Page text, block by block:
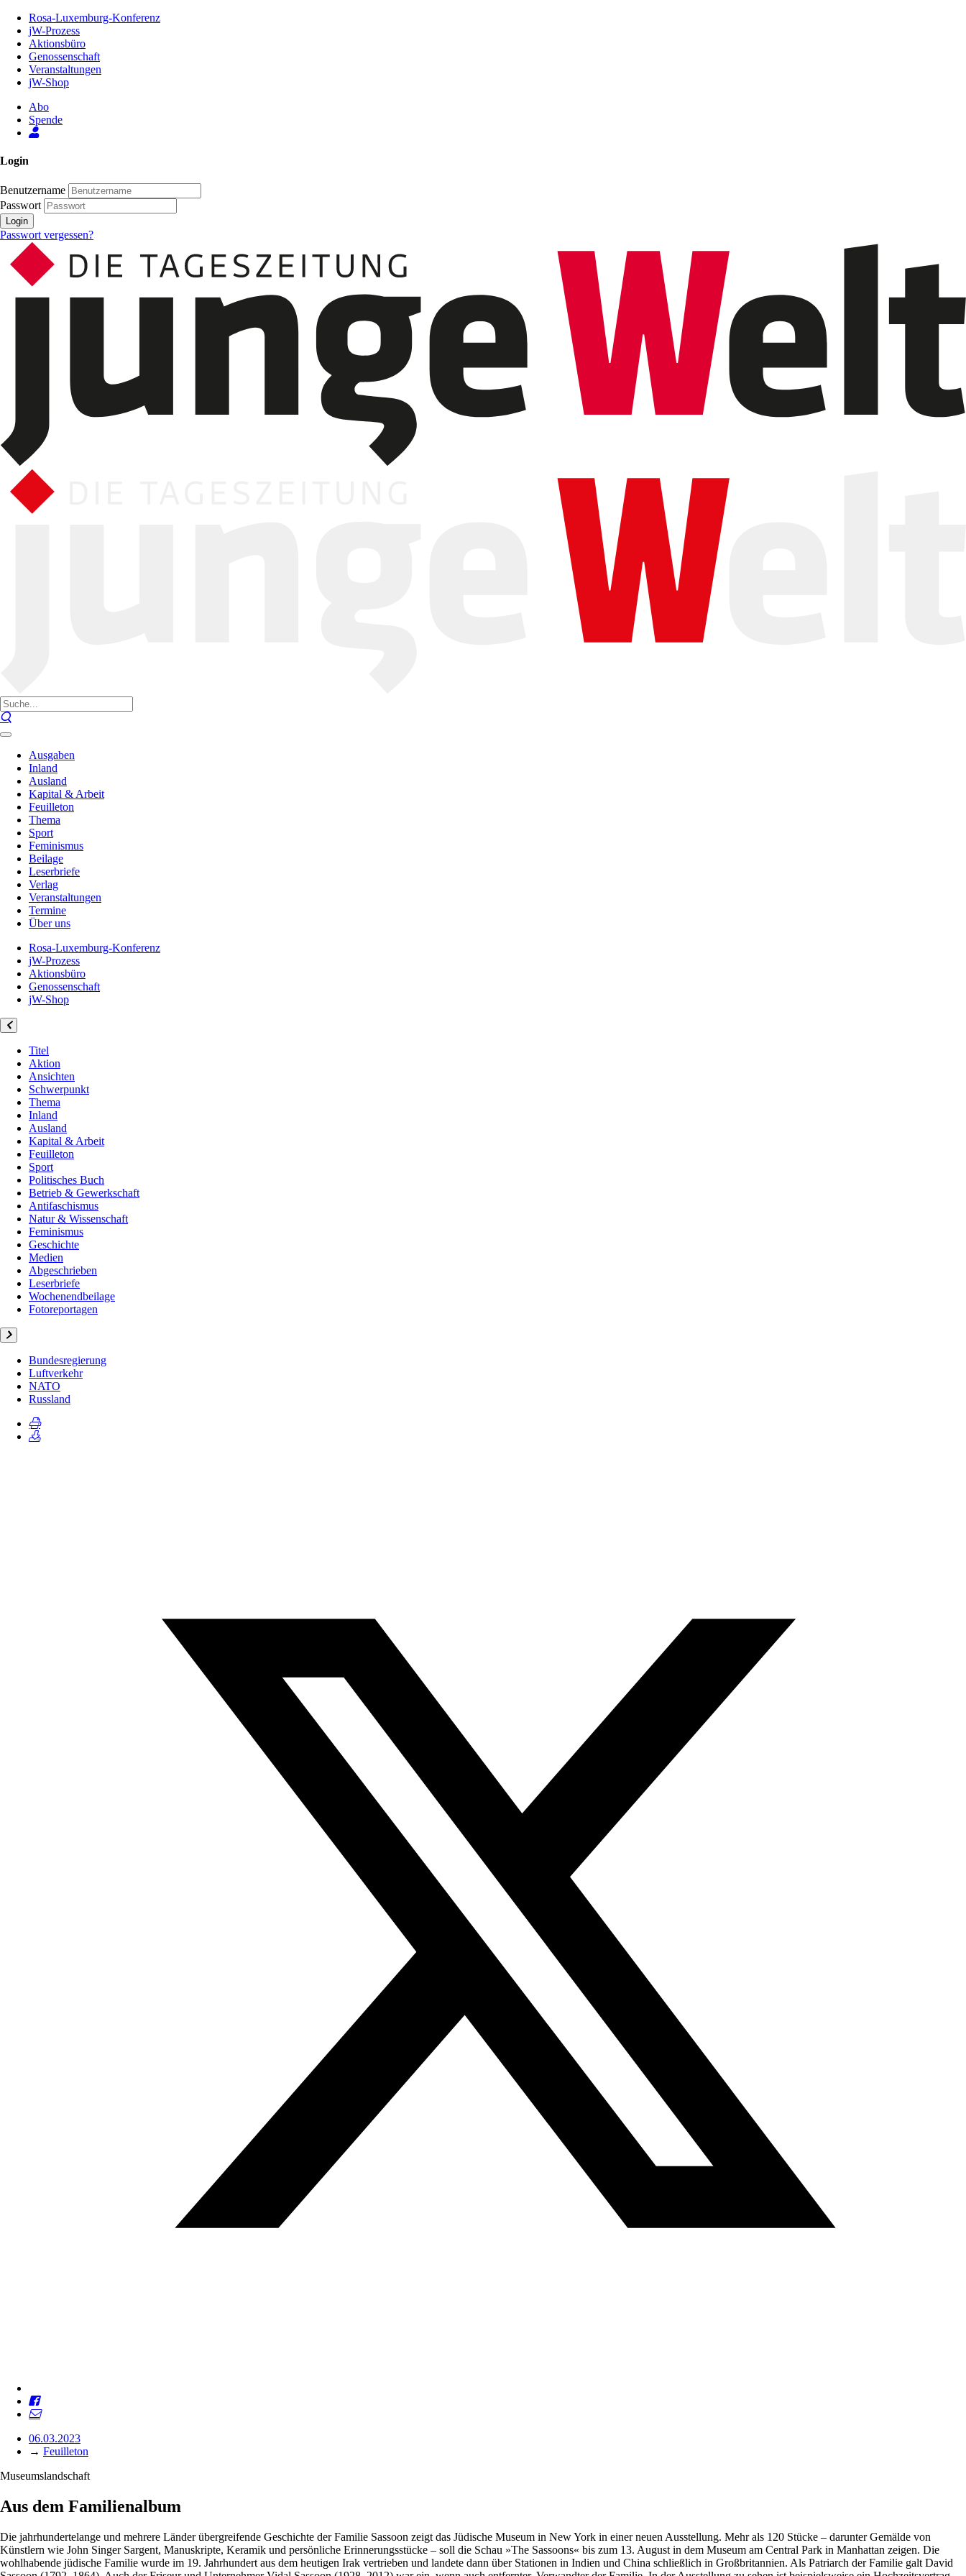
Inhalt
Seite
Rosa-Luxemburg-Konferenz
jW-Prozess
Aktionsbüro
Genossenschaft
Veranstaltungen
jW-Shop
Abo
Spende
Login
Benutzername
Passwort
Login
Passwort vergessen?
Ausgaben
Inland
Ausland
Kapital & Arbeit
Feuilleton
Thema
Sport
Feminismus
Beilage
Leserbriefe
Verlag
Veranstaltungen
Termine
Über uns
Rosa-Luxemburg-Konferenz
jW-Prozess
Aktionsbüro
Genossenschaft
jW-Shop
Titel
Aktion
Ansichten
Schwerpunkt
Thema
Inland
Ausland
Kapital & Arbeit
Feuilleton
Sport
Politisches Buch
Betrieb & Gewerkschaft
Antifaschismus
Natur & Wissenschaft
Feminismus
Geschichte
Medien
Abgeschrieben
Leserbriefe
Wochenendbeilage
Fotoreportagen
Bundesregierung
Luftverkehr
NATO
Russland
06.03.2023
→ Feuilleton
Museumslandschaft
Aus dem Familienalbum
Die jahrhundertelange und mehrere Länder übergreifende Geschichte der Familie Sassoon zeigt das Jüdische Museum in New York in einer neuen Ausstellung. Mehr als 120 Stücke – darunter Gemälde von
Künstlern wie John Singer Sargent, Manuskripte, Keramik und persönliche Erinnerungsstücke – soll die Schau »The Sassoons« bis zum 13. August in dem Museum am Central Park in Manhattan zeigen. Die
wohlhabende jüdische Familie wurde im 19. Jahrhundert aus dem heutigen Irak vertrieben und landete dann über Stationen in Indien und China schließlich in Großbritannien. Als Patriarch der Familie galt David